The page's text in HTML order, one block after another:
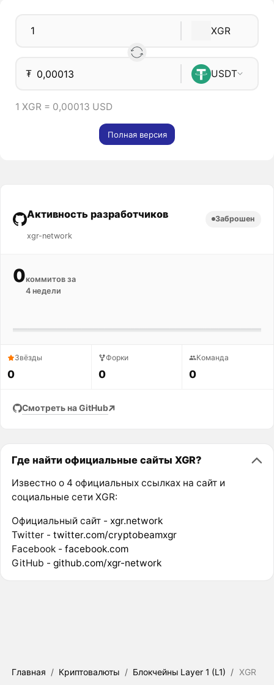
XGR
₮ USDT
1 XGR = 0,00013 USD
Полная версия
Активность разработчиков
xgr-network
Заброшен
0коммитов за
4 недели
Звёзды
0
Форки
0
Команда
0
Смотреть на GitHub
Где найти официальные сайты XGR?
Известно о 4 официальных ссылках на сайт и
социальные сети XGR:
Официальный сайт - xgr.network
Twitter - twitter.com/cryptobeamxgr
Facebook - facebook.com
GitHub - github.com/xgr-network
Главная / Криптовалюты / Блокчейны Layer 1 (L1) / XGR